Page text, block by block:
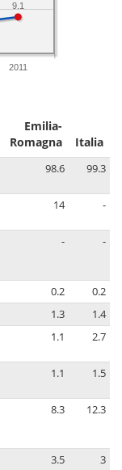
2011
9.1
Emilia-
Romagna
Italia
98.6 99.3
14 -
- -
0.2
0.2
1.3
1.4
1.1 2.7
1.1 1.5
8.3 12.3
3.5 3